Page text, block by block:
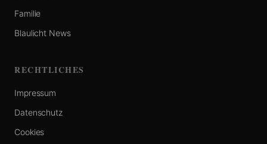
Familie
Blaulicht News
RECHTLICHES
Impressum
Datenschutz
Cookies